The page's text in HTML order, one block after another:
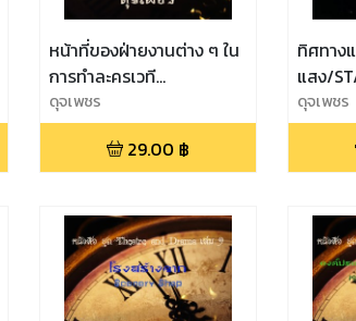
หน้าที่ของฝ่ายงานต่าง ๆ ใน
การทำละครเวที
PRODUCTION STAFF AND
CREW MEMBERS
ดุจเพชร
29.00 ฿
ทิศทาง
แสง/
ดุจเพชร